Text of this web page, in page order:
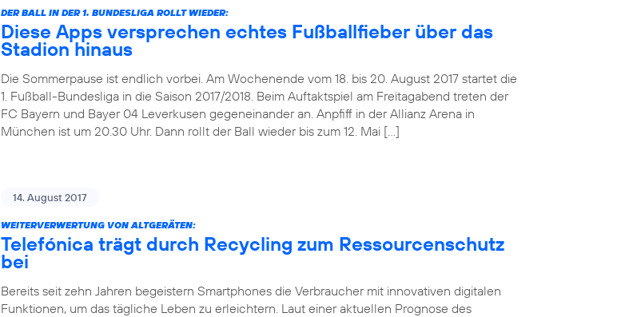
DER BALL IN DER 1. BUNDESLIGA ROLLT WIEDER:
Diese Apps versprechen echtes Fußballfieber über das
Stadion hinaus
Die Sommerpause ist endlich vorbei. Am Wochenende vom 18. bis 20. August 2017 startet die
1. Fußball-Bundesliga in die Saison 2017/2018. Beim Auftaktspiel am Freitagabend treten der
FC Bayern und Bayer 04 Leverkusen gegeneinander an. Anpfiff in der Allianz Arena in
München ist um 20.30 Uhr. Dann rollt der Ball wieder bis zum 12. Mai […]
14. August 2017
WEITERVERWERTUNG VON ALTGERÄTEN:
Telefónica trägt durch Recycling zum Ressourcenschutz
bei
Bereits seit zehn Jahren begeistern Smartphones die Verbraucher mit innovativen digitalen
Funktionen, um das tägliche Leben zu erleichtern. Laut einer aktuellen Prognose des